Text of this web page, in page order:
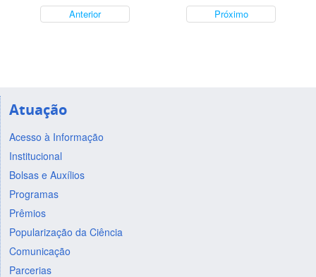
Anterior Próximo
Atuação
Acesso à Informação
Institucional
Bolsas e Auxílios
Programas
Prêmios
Popularização da Ciência
Comunicação
Parcerias